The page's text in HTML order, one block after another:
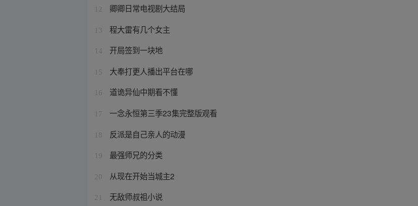
12 卿卿日常电视剧大结局
13 程大雷有几个女主
14 开局签到一块地
15 大奉打更人播出平台在哪
16 道诡异仙中期看不懂
17 一念永恒第三季23集完整版观看
18 反派是自己亲人的动漫
19 最强师兄的分类
20 从现在开始当城主2
21 无敌师叔祖小说